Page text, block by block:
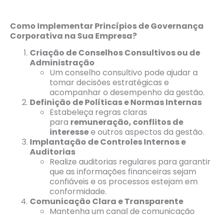
Como Implementar Princípios de Governança
Corporativa na Sua Empresa?
Criação de Conselhos Consultivos ou de
Administração
Um conselho consultivo pode ajudar a
tomar decisões estratégicas e
acompanhar o desempenho da gestão.
Definição de Políticas e Normas Internas
Estabeleça regras claras
para remuneração, conflitos de
interessee outros aspectos da gestão.
Implantação de Controles Internos e
Auditorias
Realize auditorias regulares para garantir
que as informações financeiras sejam
confiáveis e os processos estejam em
conformidade.
Comunicação Clara e Transparente
Mantenha um canal de comunicação